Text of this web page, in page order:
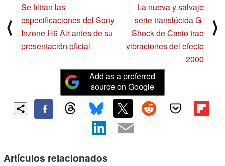
⟨
Se filtran las
especificaciones del Sony
Inzone H6 Air antes de su
presentación oficial
La nueva y salvaje
serie translúcida G-
Shock de Casio trae
vibraciones del efecto
2000
⟩
Add as a preferred
source on Google
Artículos relacionados